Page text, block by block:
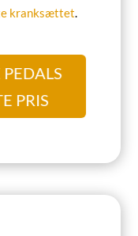
kranksættet.
PEDALS
PRIS